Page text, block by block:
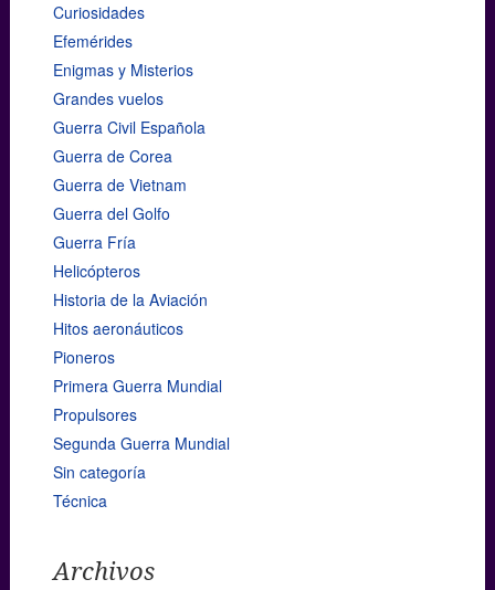
Curiosidades
Efemérides
Enigmas y Misterios
Grandes vuelos
Guerra Civil Española
Guerra de Corea
Guerra de Vietnam
Guerra del Golfo
Guerra Fría
Helicópteros
Historia de la Aviación
Hitos aeronáuticos
Pioneros
Primera Guerra Mundial
Propulsores
Segunda Guerra Mundial
Sin categoría
Técnica
Archivos